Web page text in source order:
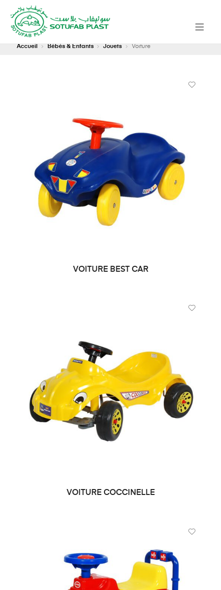
Accueil Bébés & Enfants Jouets Voiture
VOITURE BEST CAR
VOITURE COCCINELLE